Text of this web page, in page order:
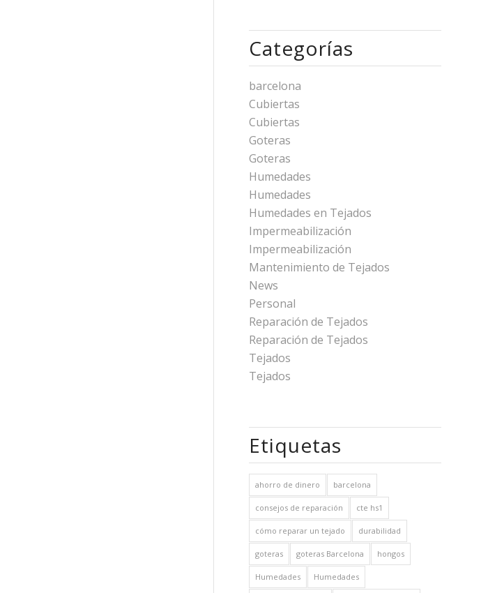
Categorías
barcelona
Cubiertas
Cubiertas
Goteras
Goteras
Humedades
Humedades
Humedades en Tejados
Impermeabilización
Impermeabilización
Mantenimiento de Tejados
News
Personal
Reparación de Tejados
Reparación de Tejados
Tejados
Tejados
Etiquetas
ahorro de dinero barcelona
consejos de reparación cte hs1
cómo reparar un tejado durabilidad
goteras goteras Barcelona hongos
Humedades Humedades